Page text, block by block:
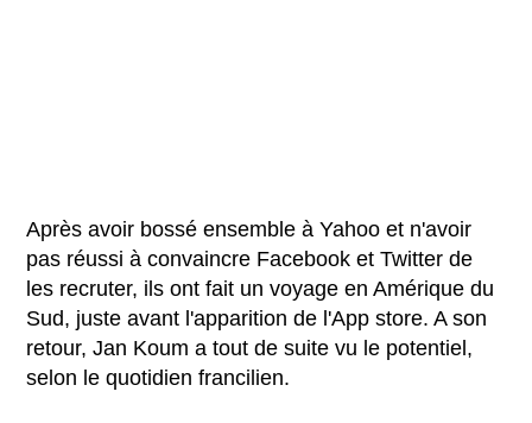
Après avoir bossé ensemble à Yahoo et n'avoir
pas réussi à convaincre Facebook et Twitter de
les recruter, ils ont fait un voyage en Amérique du
Sud, juste avant l'apparition de l'App store. A son
retour, Jan Koum a tout de suite vu le potentiel,
selon le quotidien francilien.